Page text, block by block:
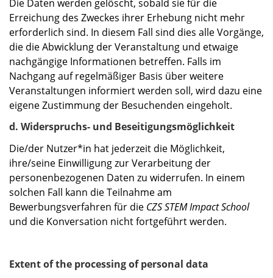
Die Daten werden gelöscht, sobald sie für die
Erreichung des Zweckes ihrer Erhebung nicht mehr
erforderlich sind. In diesem Fall sind dies alle Vorgänge,
die die Abwicklung der Veranstaltung und etwaige
nachgängige Informationen betreffen. Falls im
Nachgang auf regelmäßiger Basis über weitere
Veranstaltungen informiert werden soll, wird dazu eine
eigene Zustimmung der Besuchenden eingeholt.
d. Widerspruchs- und Beseitigungsmöglichkeit
Die/der Nutzer*in hat jederzeit die Möglichkeit,
ihre/seine Einwilligung zur Verarbeitung der
personenbezogenen Daten zu widerrufen. In einem
solchen Fall kann die Teilnahme am
Bewerbungsverfahren für die CZS STEM Impact School
und die Konversation nicht fortgeführt werden.
Extent of the processing of personal data